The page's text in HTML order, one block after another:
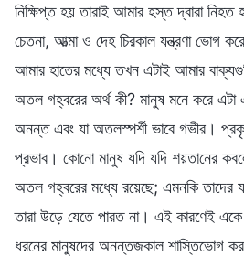
নিক্ষিপ্ত হয় তারাই আমার হস্ত দ্বারা
চেতনা, আত্মা ও দেহ চিরকাল যন্ত্রণা ভোগ
আমার হাতের মধ্যে তখন এটাই আমার
অতল গহ্বরের অর্থ কী? মানুষ মনে করে এটা
অনন্ত এবং যা অতলস্পর্শী ভাবে গভীর।
প্রভাব। কোনো মানুষ যদি যদি শয়তানের
অতল গহ্বরের মধ্যে রয়েছে; এমনকি তাদের
তারা উড়ে যেতে পারত না। এই কারণেই
ধরনের মানুষদের অনন্তজকাল শাস্তিভোগ